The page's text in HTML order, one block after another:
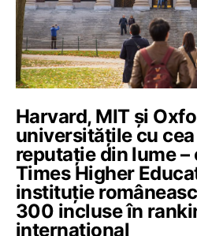
Harvard, MIT și
universitățile cu
reputație din lume –
Times Higher
instituție
300 incluse în
internațional